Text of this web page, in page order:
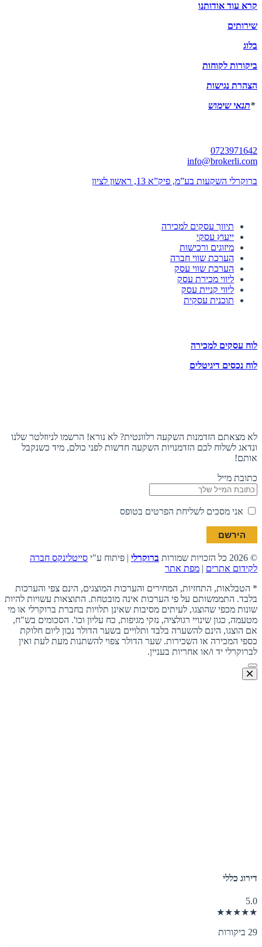
קרא עוד אודותנו
שירותים
בלוג
ביקורות לקוחות
הצהרת נגישות
*תנאי שימוש
0723971642
info@brokerli.com
ברוקרלי השקעות בע”מ, פיק”א 13, ראשון לציון
תיווך עסקים למכירה
ייעוץ עסקי
מיזוגים ורכישות
הערכת שווי חברה
הערכת שווי עסק
ליווי מכירת עסק
ליווי קניית עסק
תוכנית עסקית
לוח עסקים למכירה
לוח נכסים דיגיטלים
לא מצאתם הזדמנות השקעה רלוונטית? לא נורא! הרשמו לניוזלטר שלנו
ונדאג לשלוח לכם הזדמנויות השקעה חדשות לפני כולם, מיד כשנקבל
אותם!
כתובת מייל
אני מסכים לשליחת הפרטים בטופס
© 2026 כל הזכויות שמורות ברוקרלי | פיתוח ע"י סייטלינקס חברה
לקידום אתרים | מפת אתר
* הטבלאות, התחזיות, המחירים והערכות המוצגים, הינם צפי והערכות
בלבד. התממשותם על פי הערכות אינה מובטחת. התוצאות עשויות להיות
שונות מכפי שהוצגו, לעיתים מסיבות שאינן תלויות בחברת ברוקרלי או מי
מטעמה, כגון שינויי רגולציה, נזקי מגיפות, כח עליון וכו'. הסכומים בש"ח,
אם הוצגו, הינם להשערה בלבד ותלויים בשער הדולר נכון ליום חלוקת
כספי המכירה או השכירות. שער הדולר צפוי להשתנות מעת לעת ואין
לברוקרלי יד ו/או אחריות בעניין.
דירוג כללי
5.0
★★★★★
29 ביקורות